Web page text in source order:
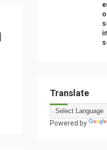
Translate
Powered by